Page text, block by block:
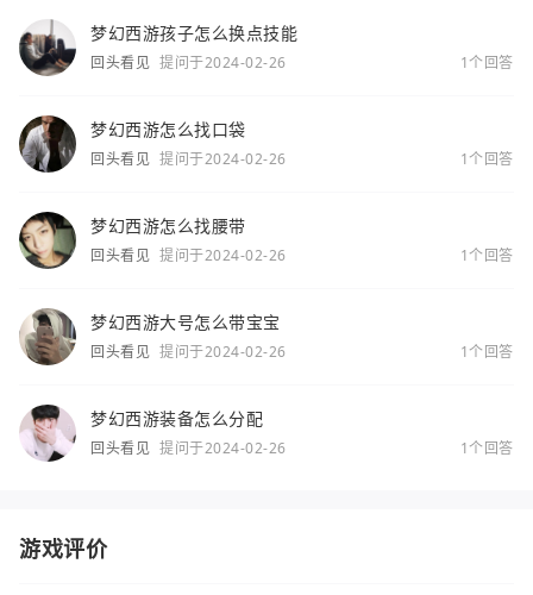
梦幻西游孩子怎么换点技能
回头看见 提问于2024-02-26 1个回答
梦幻西游怎么找口袋
回头看见 提问于2024-02-26 1个回答
梦幻西游怎么找腰带
回头看见 提问于2024-02-26 1个回答
梦幻西游大号怎么带宝宝
回头看见 提问于2024-02-26 1个回答
梦幻西游装备怎么分配
回头看见 提问于2024-02-26 1个回答
游戏评价